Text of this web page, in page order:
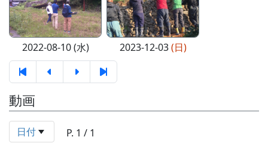
2022-08-10 (水) 2023-12-03(日)
動画
日付 P. 1 / 1